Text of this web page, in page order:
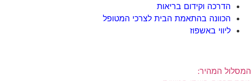
הדרכה וקידום בריאות
הכוונה בהתאמת הבית לצרכי המטופל
ליווי באשפוז
המסלול המהיר: